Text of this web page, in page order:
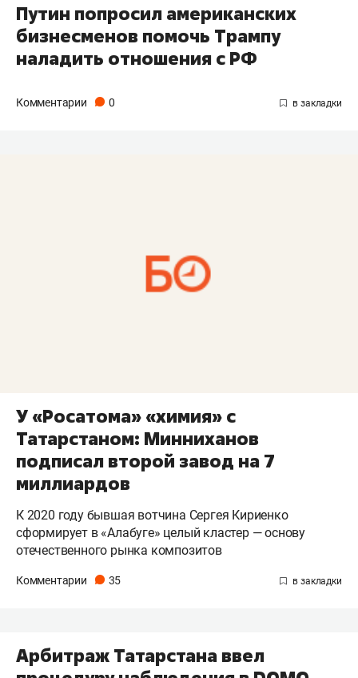
Путин попросил американских
бизнесменов помочь Трампу
наладить отношения с РФ
Комментарии 0
У «Росатома» «химия» с
Татарстаном: Минниханов
подписал второй завод на 7
миллиардов
К 2020 году бывшая вотчина Сергея Кириенко
сформирует в «Алабуге» целый кластер — основу
отечественного рынка композитов
Комментарии 35
Арбитраж Татарстана ввел